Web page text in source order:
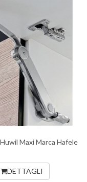
Maxi Marca Hafele
DETTAGLI